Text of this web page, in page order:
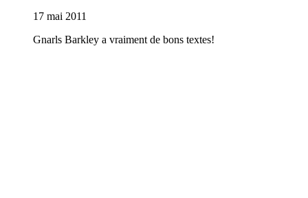
17 mai 2011
Gnarls Barkley a vraiment de bons textes!